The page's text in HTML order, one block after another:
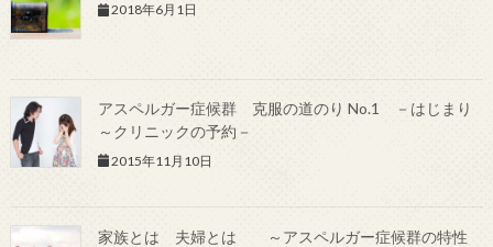
2018年6月1日
アスペルガー症候群 克服の道のり No.1 －はじまり
～クリニックの予約－
2015年11月10日
家族とは 夫婦とは ～アスペルガー症候群の特性